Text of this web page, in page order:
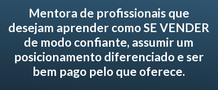
Mentora de profissionais que
desejam aprender como SE VENDER
de modo confiante, assumir um
posicionamento diferenciado e ser
bem pago pelo que oferece.